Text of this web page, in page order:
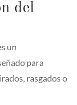
del
un
para
rasgados o